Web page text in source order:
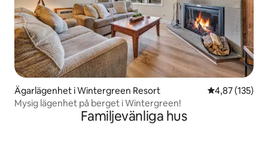
Ägarlägenhet i Wintergreen Resort 4,87 av 5 i
4,87 (135)
Mysig lägenhet på berget i Wintergreen!
Familjevänliga hus